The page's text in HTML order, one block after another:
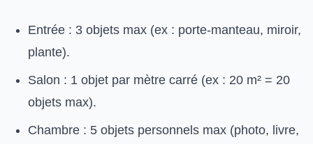
Entrée : 3 objets max (ex : porte-manteau, miroir,
plante).
Salon : 1 objet par mètre carré (ex : 20 m² = 20
objets max).
Chambre : 5 objets personnels max (photo, livre,